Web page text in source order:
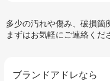
多少の汚れや傷み、破損箇
まずはお気軽にご連絡くだ
ブランドアドレなら